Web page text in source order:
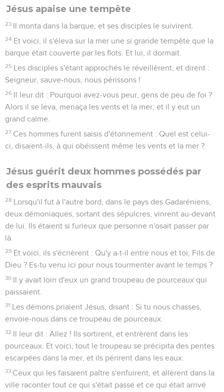
Jésus apaise une tempête
23 Il monta dans la barque, et ses disciples le suivirent.
24 Et voici, il s'éleva sur la mer une si grande tempête que la
barque était couverte par les flots. Et lui, il dormait.
25 Les disciples s'étant approchés le réveillèrent, et dirent :
Seigneur, sauve-nous, nous périssons !
26 Il leur dit : Pourquoi avez-vous peur, gens de peu de foi ?
Alors il se leva, menaça les vents et la mer, et il y eut un
grand calme.
27 Ces hommes furent saisis d'étonnement : Quel est celui-
ci, disaient-ils, à qui obéissent même les vents et la mer ?
Jésus guérit deux hommes possédés par
des esprits mauvais
28 Lorsqu'il fut à l'autre bord, dans le pays des Gadaréniens,
deux démoniaques, sortant des sépulcres, vinrent au-devant
de lui. Ils étaient si furieux que personne n'osait passer par
là.
29 Et voici, ils s'écrièrent : Qu'y a-t-il entre nous et toi, Fils de
Dieu ? Es-tu venu ici pour nous tourmenter avant le temps ?
30 Il y avait loin d'eux un grand troupeau de pourceaux qui
paissaient.
31 Les démons priaient Jésus, disant : Si tu nous chasses,
envoie-nous dans ce troupeau de pourceaux.
32 Il leur dit : Allez ! Ils sortirent, et entrèrent dans les
pourceaux. Et voici, tout le troupeau se précipita des pentes
escarpées dans la mer, et ils périrent dans les eaux.
33 Ceux qui les faisaient paître s'enfuirent, et allèrent dans la
ville raconter tout ce qui s'était passé et ce qui était arrivé